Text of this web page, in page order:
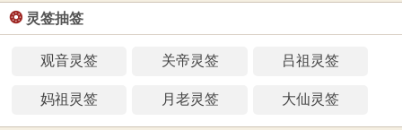
❂ 灵签抽签
观音灵签 关帝灵签 吕祖灵签
妈祖灵签 月老灵签 大仙灵签